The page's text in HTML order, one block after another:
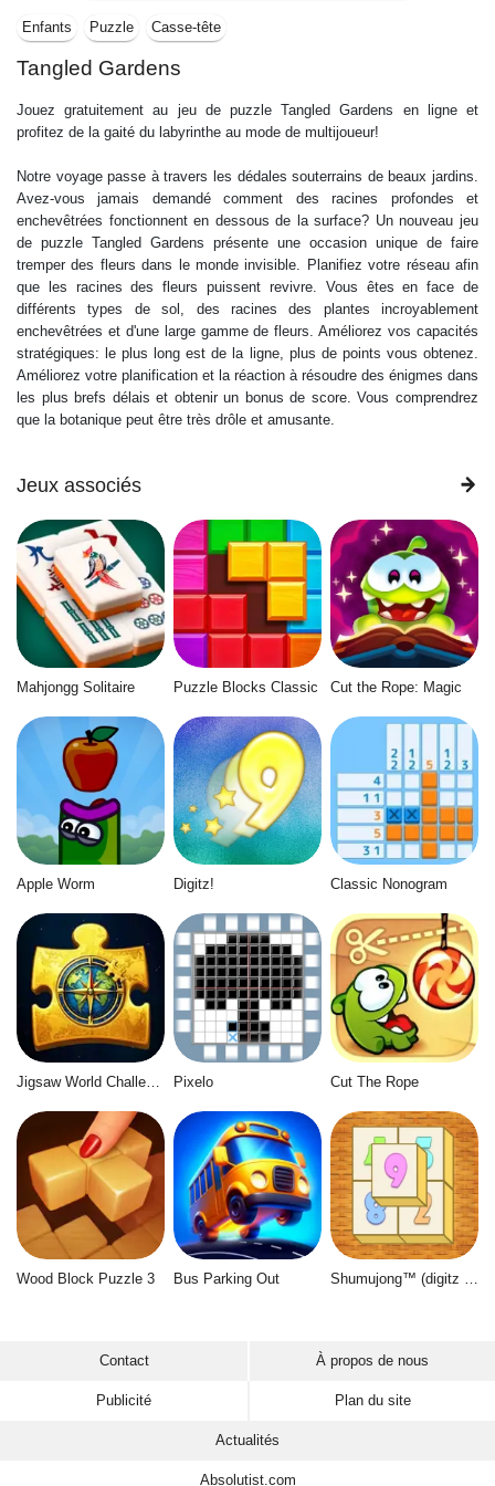
Enfants Puzzle Casse-tête
Tangled Gardens
Jouez gratuitement au jeu de puzzle Tangled Gardens en ligne et
profitez de la gaité du labyrinthe au mode de multijoueur!
Notre voyage passe à travers les dédales souterrains de beaux jardins.
Avez-vous jamais demandé comment des racines profondes et
enchevêtrées fonctionnent en dessous de la surface? Un nouveau jeu
de puzzle Tangled Gardens présente une occasion unique de faire
tremper des fleurs dans le monde invisible. Planifiez votre réseau afin
que les racines des fleurs puissent revivre. Vous êtes en face de
différents types de sol, des racines des plantes incroyablement
enchevêtrées et d'une large gamme de fleurs. Améliorez vos capacités
stratégiques: le plus long est de la ligne, plus de points vous obtenez.
Améliorez votre planification et la réaction à résoudre des énigmes dans
les plus brefs délais et obtenir un bonus de score. Vous comprendrez
que la botanique peut être très drôle et amusante.
Jeux associés
Mahjongg Solitaire Puzzle Blocks Classic Cut the Rope: Magic
Apple Worm Digitz! Classic Nonogram
Pixelo Cut The Rope
Wood Block Puzzle 3 Bus Parking Out
Contact À propos de nous
Publicité Plan du site
Actualités
Absolutist.com